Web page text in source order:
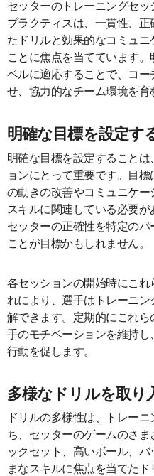
セッターのトレーニングセ
プラクティスは、一貫性、
たドリルと効果的なコミュ
ことに焦点を当てています
ベルに適応することで、コ
せ、協力的なチーム環境を育
明確な目標を設定す
明確な目標を設定すること
ョンにとって重要です。目
の動きの改善やコミュニケ
スキルに関連している必要
セッターの正確性を特定の
ことが目標かもしれません。
各セッションの開始時にこ
れにより、選手はトレーニ
解できます。定期的にこれ
手のモチベーションを維持
行動を促します。
多様なドリルを取り
ドリルの多様性は、トレー
ち、セッターのゲームのさ
ックセット、高いボール、
まなスキルに焦点を当てた